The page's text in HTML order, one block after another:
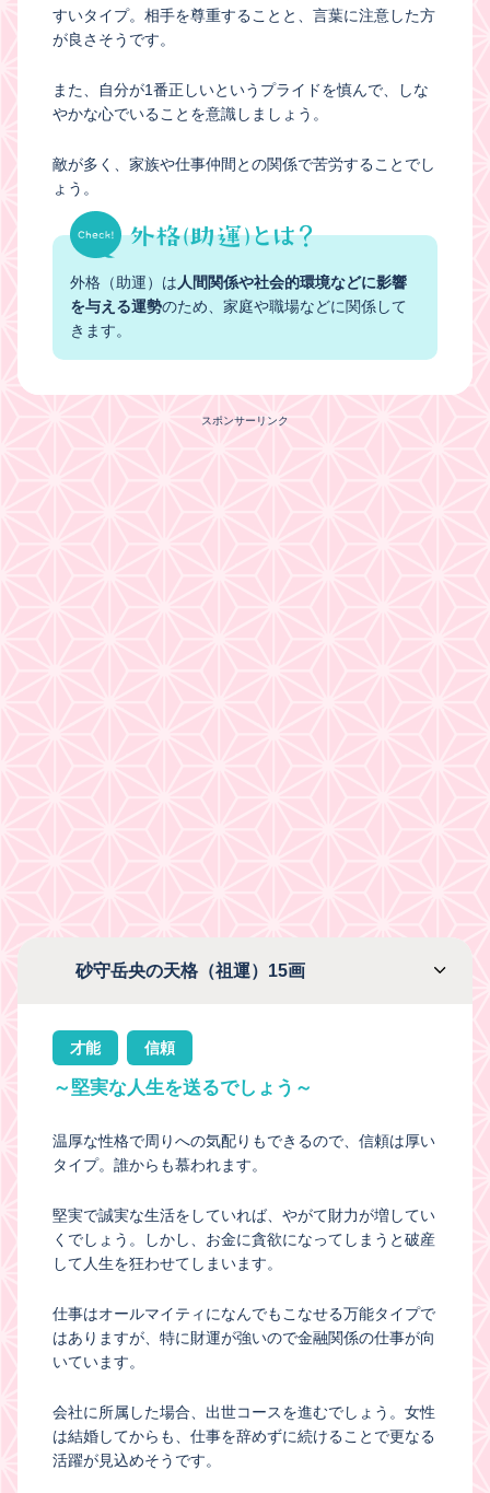
すいタイプ。相手を尊重することと、言葉に注意した方
が良さそうです。
また、自分が1番正しいというプライドを慎んで、しな
やかな心でいることを意識しましょう。
敵が多く、家族や仕事仲間との関係で苦労することでし
ょう。
外格（助運）は 人間関係や社会的環境などに影響
を与える運勢のため、家庭や職場などに関係して
きます。
スポンサーリンク
砂守岳央の天格（祖運）15画
才能 信頼
～堅実な人生を送るでしょう～
温厚な性格で周りへの気配りもできるので、信頼は厚い
タイプ。誰からも慕われます。
堅実で誠実な生活をしていれば、やがて財力が増してい
くでしょう。しかし、お金に貪欲になってしまうと破産
して人生を狂わせてしまいます。
仕事はオールマイティになんでもこなせる万能タイプで
はありますが、特に財運が強いので金融関係の仕事が向
いています。
会社に所属した場合、出世コースを進むでしょう。女性
は結婚してからも、仕事を辞めずに続けることで更なる
活躍が見込めそうです。